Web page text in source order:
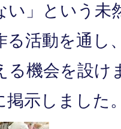
い」という
る活動を通し
る機会を設け
掲示しました